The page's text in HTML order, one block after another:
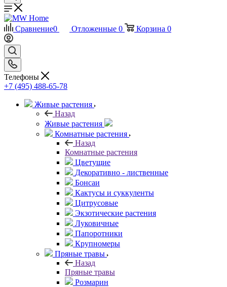
Сравнение0 Отложенные 0 Корзина 0
Телефоны
+7 (495) 488-65-78
Живые растения
Назад
Живые растения
Комнатные растения
Назад
Комнатные растения
Цветущие
Декоративно - лиственные
Бонсаи
Кактусы и суккуленты
Цитрусовые
Экзотические растения
Луковичные
Папоротники
Крупномеры
Пряные травы
Назад
Пряные травы
Розмарин